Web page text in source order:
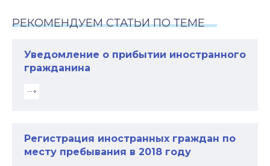
РЕКОМЕНДУЕМ СТАТЬИ ПО ТЕМЕ
Уведомление о прибытии иностранного
гражданина
Регистрация иностранных граждан по
месту пребывания в 2018 году